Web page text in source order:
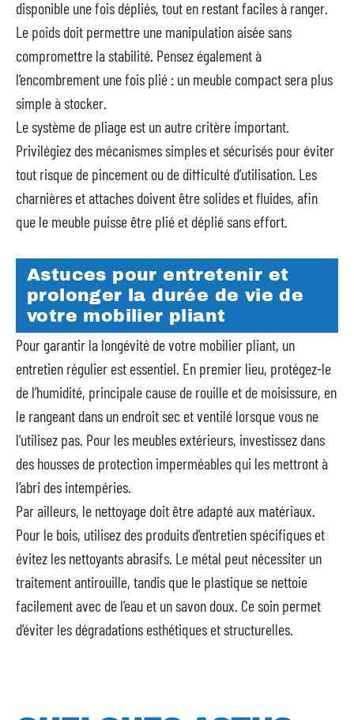
disponible une fois dépliés, tout en restant faciles à ranger.
Le poids doit permettre une manipulation aisée sans
compromettre la stabilité. Pensez également à
l’encombrement une fois plié : un meuble compact sera plus
simple à stocker.
Le système de pliage est un autre critère important.
Privilégiez des mécanismes simples et sécurisés pour éviter
tout risque de pincement ou de difficulté d’utilisation. Les
charnières et attaches doivent être solides et fluides, afin
que le meuble puisse être plié et déplié sans effort.
Astuces pour entretenir et
prolonger la durée de vie de
votre mobilier pliant
Pour garantir la longévité de votre mobilier pliant, un
entretien régulier est essentiel. En premier lieu, protégez-le
de l’humidité, principale cause de rouille et de moisissure, en
le rangeant dans un endroit sec et ventilé lorsque vous ne
l’utilisez pas. Pour les meubles extérieurs, investissez dans
des housses de protection imperméables qui les mettront à
l’abri des intempéries.
Par ailleurs, le nettoyage doit être adapté aux matériaux.
Pour le bois, utilisez des produits d’entretien spécifiques et
évitez les nettoyants abrasifs. Le métal peut nécessiter un
traitement antirouille, tandis que le plastique se nettoie
facilement avec de l’eau et un savon doux. Ce soin permet
d’éviter les dégradations esthétiques et structurelles.